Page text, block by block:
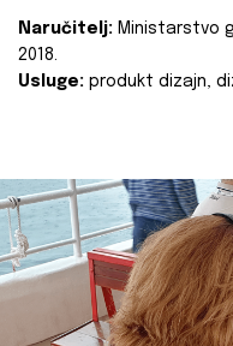
Naručitelj: Ministarstvo
2018.
Usluge: produkt dizajn,